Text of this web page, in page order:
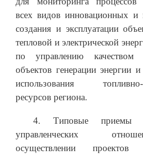
всех видов инновационных и
создания и эксплуатации
тепловой и электрической
по управлению качеством
объектов генерации энергии
использования топливно-
ресурсов региона.
4. Типовые приемы
управленческих
осуществлении